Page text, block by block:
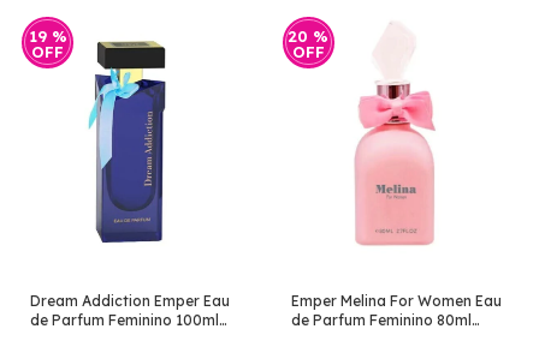
19 %
OFF
Dream Addiction Emper Eau
de Parfum Feminino 100ml
20 %
OFF
Emper Melina For Women Eau
de Parfum Feminino 80ml